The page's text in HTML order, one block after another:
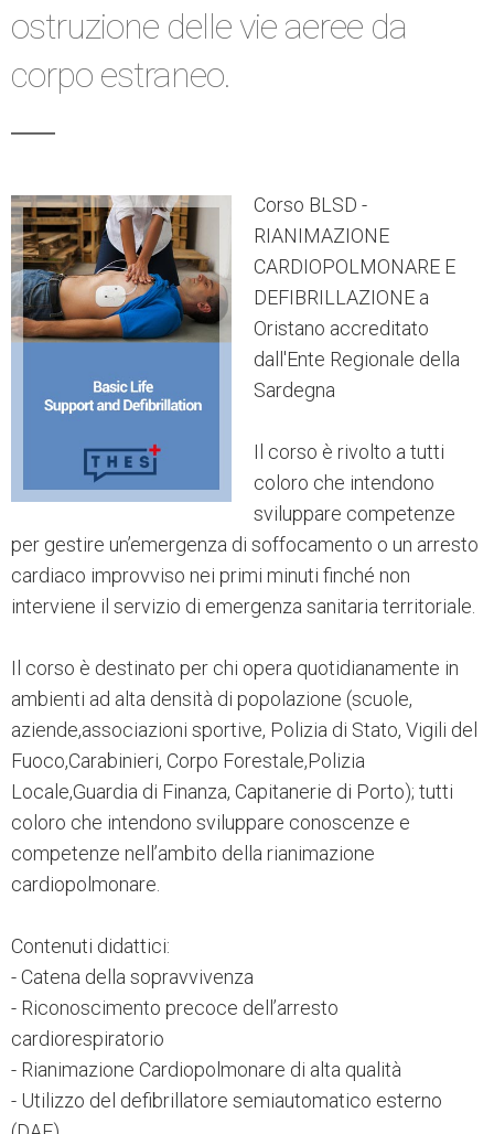
ostruzione delle vie aeree da
corpo estraneo.
Corso BLSD -
RIANIMAZIONE
CARDIOPOLMONARE E
DEFIBRILLAZIONE a
Oristano accreditato
dall'Ente Regionale della
Sardegna
Il corso è rivolto a tutti
coloro che intendono
sviluppare competenze
per gestire un’emergenza di soffocamento o un arresto
cardiaco improvviso nei primi minuti finché non
interviene il servizio di emergenza sanitaria territoriale.
Il corso è destinato per chi opera quotidianamente in
ambienti ad alta densità di popolazione (scuole,
aziende,associazioni sportive, Polizia di Stato, Vigili del
Fuoco,Carabinieri, Corpo Forestale,Polizia
Locale,Guardia di Finanza, Capitanerie di Porto); tutti
coloro che intendono sviluppare conoscenze e
competenze nell’ambito della rianimazione
cardiopolmonare.
Contenuti didattici:
- Catena della sopravvivenza
- Riconoscimento precoce dell’arresto
cardiorespiratorio
- Rianimazione Cardiopolmonare di alta qualità
- Utilizzo del defibrillatore semiautomatico esterno